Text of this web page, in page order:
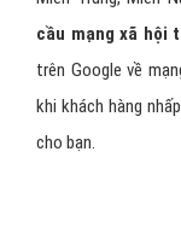
cầu mạng xã hội
trên Google về
khi khách hàng
cho bạn.